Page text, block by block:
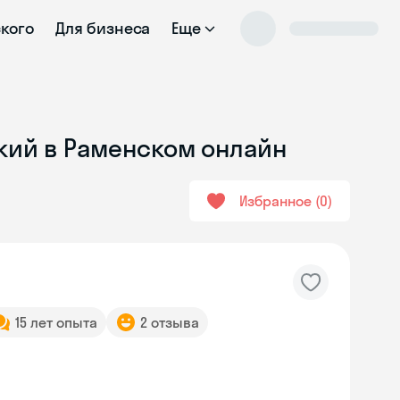
Для бизнеса Еще
в Раменском онлайн
Избранное 0
15 лет опыта 2 отзыва